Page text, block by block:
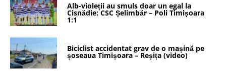
Alb-violeții au smuls doar un egal la
Cisnădie: CSC Șelimbăr – Poli Timișoara
1:1
Biciclist accidentat grav de o mașină pe
șoseaua Timișoara – Reșița (video)